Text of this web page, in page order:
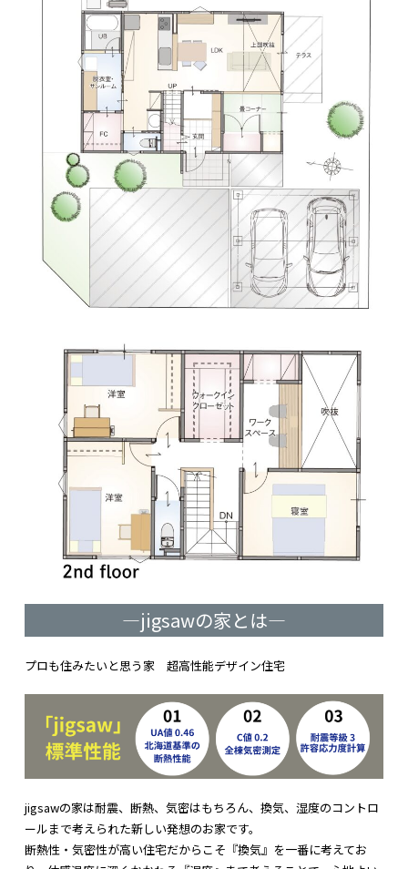
―jigsawの家とは―
プロも住みたいと思う家 超高性能デザイン住宅
jigsawの家は耐震、断熱、気密はもちろん、 換気、湿度のコントロ
ールまで考えられた新しい発想のお家です。
断熱性・気密性が高い住宅だからこそ『換気』を一番に考えてお